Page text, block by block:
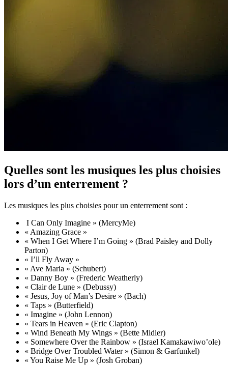
Quelles sont les musiques les plus choisies
lors d’un enterrement ?
Les musiques les plus choisies pour un enterrement sont :
I Can Only Imagine » (MercyMe)
« Amazing Grace »
« When I Get Where I’m Going » (Brad Paisley and Dolly
Parton)
« I’ll Fly Away »
« Ave Maria » (Schubert)
« Danny Boy » (Frederic Weatherly)
« Clair de Lune » (Debussy)
« Jesus, Joy of Man’s Desire » (Bach)
« Taps » (Butterfield)
« Imagine » (John Lennon)
« Tears in Heaven » (Eric Clapton)
« Wind Beneath My Wings » (Bette Midler)
« Somewhere Over the Rainbow » (Israel Kamakawiwo’ole)
« Bridge Over Troubled Water » (Simon & Garfunkel)
« You Raise Me Up » (Josh Groban)